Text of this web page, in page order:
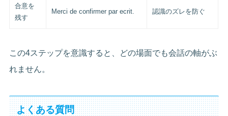
合意を
残す
Merci de confirmer par ecrit. 認識のズレを防ぐ
この4ステップを意識すると、どの場面でも会話の軸がぶ
れません。
よくある質問